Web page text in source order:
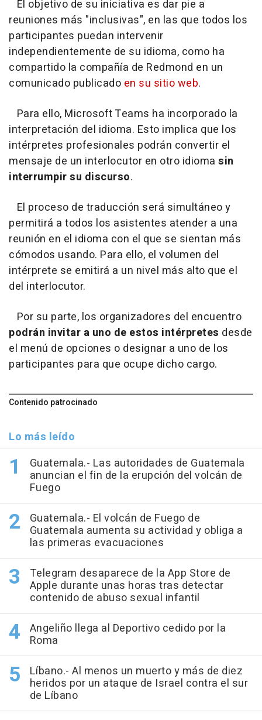
El objetivo de su iniciativa es dar pie a
reuniones más "inclusivas", en las que todos los
participantes puedan intervenir
independientemente de su idioma, como ha
compartido la compañía de Redmond en un
comunicado publicado en su sitio web.
Para ello, Microsoft Teams ha incorporado la
interpretación del idioma. Esto implica que los
intérpretes profesionales podrán convertir el
mensaje de un interlocutor en otro idioma sin
interrumpir su discurso.
El proceso de traducción será simultáneo y
permitirá a todos los asistentes atender a una
reunión en el idioma con el que se sientan más
cómodos usando. Para ello, el volumen del
intérprete se emitirá a un nivel más alto que el
del interlocutor.
Por su parte, los organizadores del encuentro
podrán invitar a uno de estos intérpretes desde
el menú de opciones o designar a uno de los
participantes para que ocupe dicho cargo.
Contenido patrocinado
Lo más leído
Guatemala.- Las autoridades de Guatemala
anuncian el fin de la erupción del volcán de
Fuego
Guatemala.- El volcán de Fuego de
Guatemala aumenta su actividad y obliga a
las primeras evacuaciones
Telegram desaparece de la App Store de
Apple durante unas horas tras detectar
contenido de abuso sexual infantil
Angeliño llega al Deportivo cedido por la
Roma
Líbano.- Al menos un muerto y más de diez
heridos por un ataque de Israel contra el sur
de Líbano